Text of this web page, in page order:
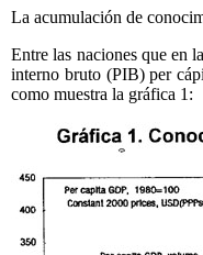
La acumulación de
Entre las naciones que en
interno bruto (PIB) per
como muestra la gráfica 1: